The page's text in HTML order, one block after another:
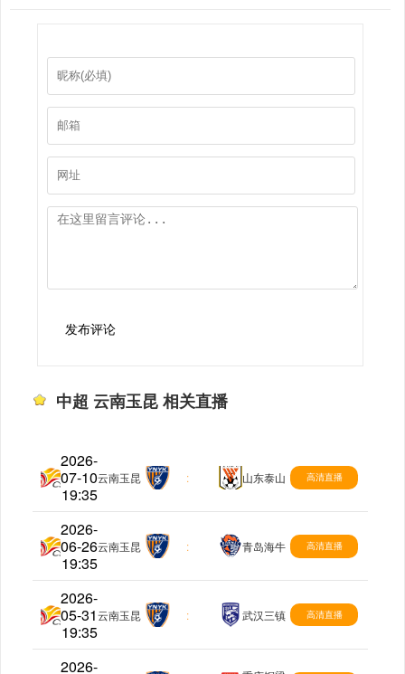
发布评论
中超 云南玉昆 相关直播
2026-
07-10
19:35
中超
云南玉昆 : 山东泰山 高清直播
2026-
06-26
19:35
中超
云南玉昆 : 青岛海牛 高清直播
2026-
05-31
19:35
中超
云南玉昆 : 武汉三镇 高清直播
2026-